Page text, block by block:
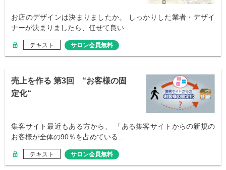
お店のデザインは決まりましたか。 しっかりした業者・デザイ
ナーが決まりましたら、任せて良い…
テキスト サロン会員無料
売上を作る 第3回 “お客様の固
定化“
集客サイト最近もある方から、 「ある集客サイトからの新規の
お客様が全体の90％を占めている…
テキスト サロン会員無料